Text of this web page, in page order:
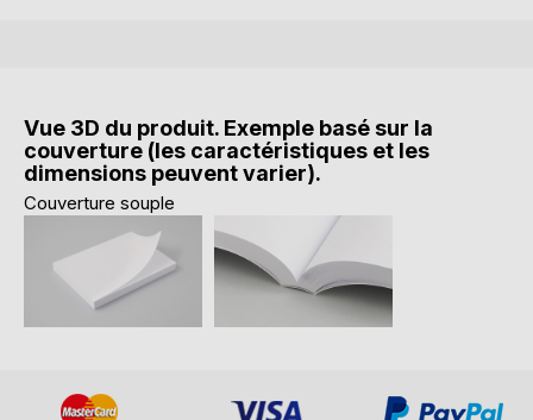
Vue 3D du produit. Exemple basé sur la
couverture (les caractéristiques et les
dimensions peuvent varier).
Couverture souple